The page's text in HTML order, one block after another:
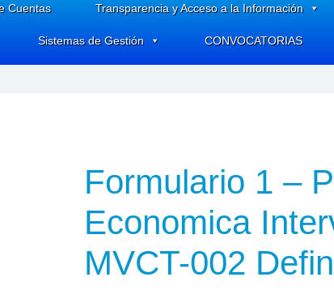
Cuentas Transparencia y Acceso a la Información
Sistemas de Gestión CONVOCATORIAS
Formulario 1 –
Economica
MVCT-002